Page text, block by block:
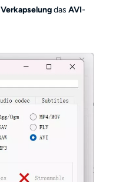
Verkapselungdas AVI-